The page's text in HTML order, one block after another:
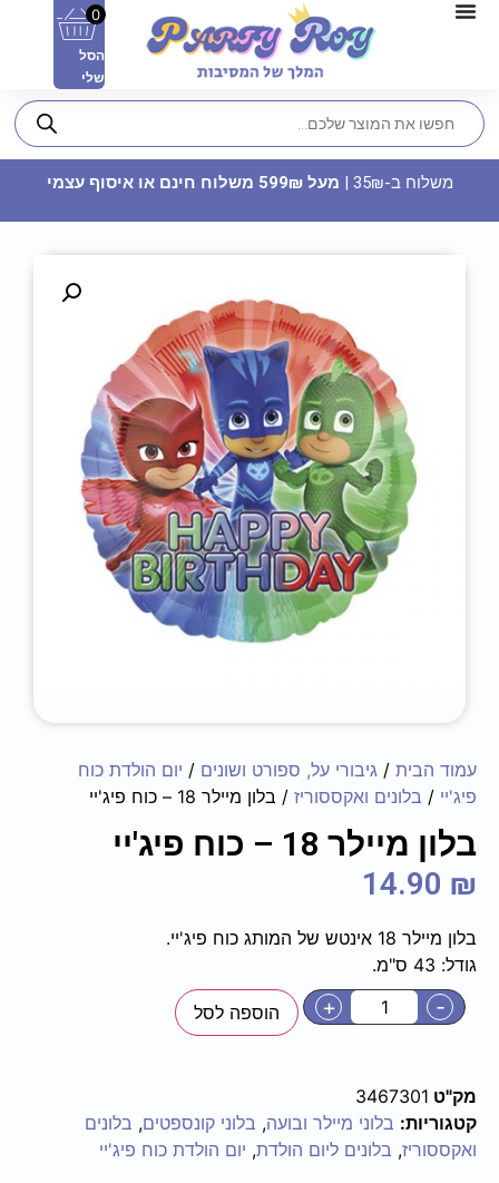
ארנק בד שחור - בית"ר ירושלים
24.90₪
0
הסל
שלי
משלוח ב-35₪ | מעל 599₪ משלוח חינם או איסוף עצמי
עמוד הבית / גיבורי על, ספורט ושונים / יום הולדת כוח
פיג'יי / בלונים ואקססוריז / בלון מיילר 18 – כוח פיג'יי
בלון מיילר 18 – כוח פיג'יי
14.90 ₪
בלון מיילר 18 אינטש של המותג כוח פיג'יי.
גודל: 43 ס"מ.
-
+ הוספה לסל
מק"ט 3467301
קטגוריות: בלוני מיילר ובועה, בלוני קונספטים, בלונים
ואקססוריז, בלונים ליום הולדת, יום הולדת כוח פיג'יי